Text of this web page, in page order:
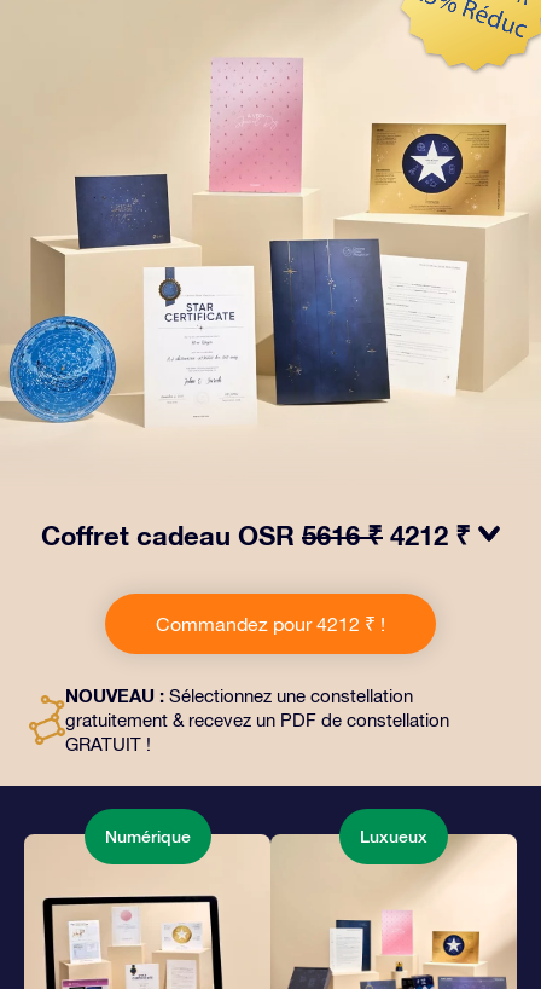
Coffret cadeau OSR 5616 ₹ 4212 ₹
Ce cadeau comprend une belle enveloppe et des
documents personnalisés envoyés à l’adresse de votre
choix, ainsi que des documents numériques et
façon magique d’offrir un cadeau éternel à vos amis et
à vos proches.
Commandez pour 4212 ₹ !
NOUVEAU : Sélectionnez une constellation
gratuitement & recevez un PDF de constellation
GRATUIT !
Numérique Luxueux